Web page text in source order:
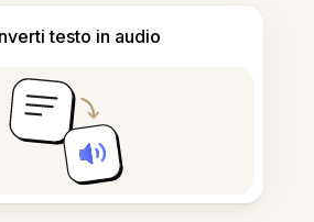
testo in audio